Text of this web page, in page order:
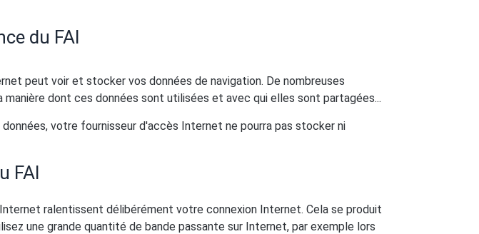
du FAI
peut voir et stocker vos données de navigation. De nombreuses
dont ces données sont utilisées et avec qui elles sont partagées...
votre fournisseur d'accès Internet ne pourra pas stocker ni
FAI
ralentissent délibérément votre connexion Internet. Cela se produit
une grande quantité de bande passante sur Internet, par exemple lors